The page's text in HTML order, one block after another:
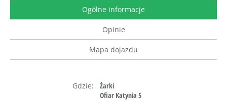
Ogólne informacje
Opinie
Mapa dojazdu
Gdzie:
Żarki
Ofiar Katynia 5